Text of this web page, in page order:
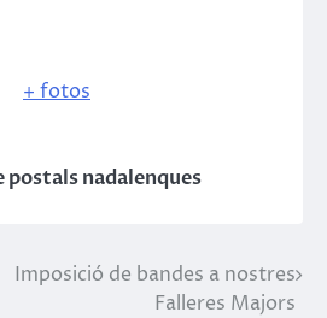
+ fotos
postals nadalenques
Imposició de bandes a nostres
Falleres Majors